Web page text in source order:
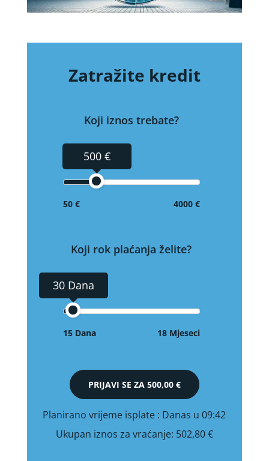
Zatražite kredit
Koji iznos trebate?
500 €
50 € 4000 €
Koji rok plaćanja želite?
30 Dana
15 Dana 18 Mjeseci
PRIJAVI SE ZA 500,00 €
Planirano vrijeme isplate : Danas u 09:42
Ukupan iznos za vraćanje: 502,80 €